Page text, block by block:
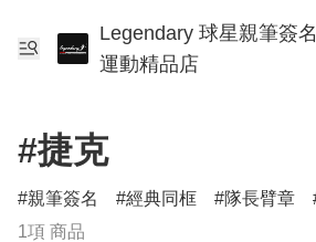
Legendary 球星親筆簽名
運動精品店
#捷克
親筆簽名 經典同框 隊長臂章
1項 商品